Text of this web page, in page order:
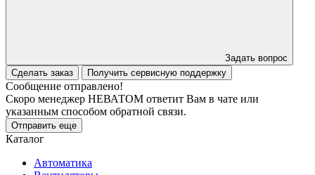
Задать вопрос
Сделать заказ
Получить сервисную поддержку
Сообщение отправлено!
Скоро менеджер НЕВАТОМ ответит Вам в чате или
указанным способом обратной связи.
Отправить еще
Каталог
Автоматика